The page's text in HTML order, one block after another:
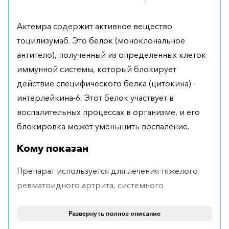
Актемра содержит активное вещество
тоцилизумаб. Это белок (моноклональное
антитело), ​​полученный из определенных клеток
иммунной системы, который блокирует
действие специфического белка (цитокина) -
интерлейкина-6. Этот белок участвует в
воспалительных процессах в организме, и его
блокировка может уменьшить воспаление.
Кому показан
Препарат используется для лечения тяжелого
ревматоидного артрита, системного
ювенильного идиопатического полиартрита.
Развернуть полное описание